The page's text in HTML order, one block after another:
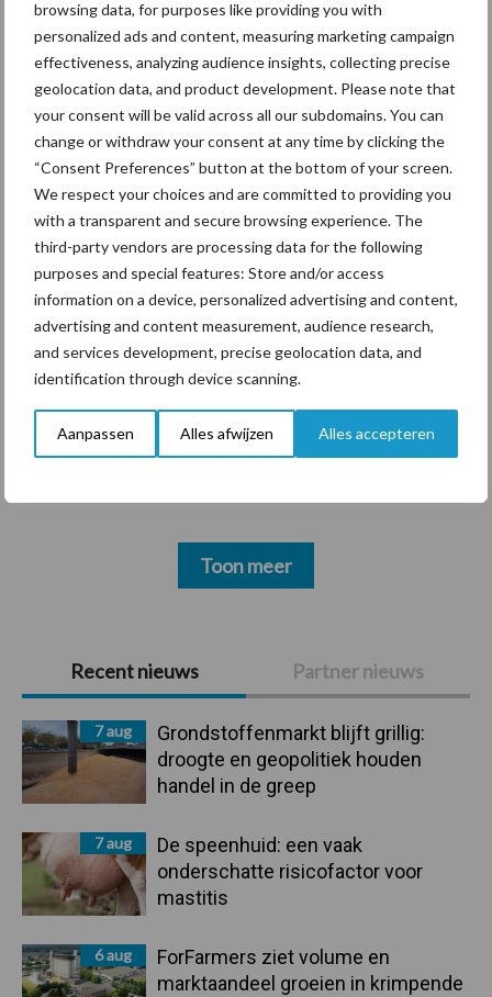
browsing data, for purposes like providing you with
personalized ads and content, measuring marketing campaign
effectiveness, analyzing audience insights, collecting precise
geolocation data, and product development. Please note that
your consent will be valid across all our subdomains. You can
change or withdraw your consent at any time by clicking the
“Consent Preferences” button at the bottom of your screen.
We respect your choices and are committed to providing you
with a transparent and secure browsing experience. The
third-party vendors are processing data for the following
purposes and special features: Store and/or access
information on a device, personalized advertising and content,
advertising and content measurement, audience research,
and services development, precise geolocation data, and
identification through device scanning.
Aanpassen Alles afwijzen Alles accepteren
Primaire
Sidebar
Recent nieuws Partner nieuws
7 aug
Grondstoffenmarkt blijft grillig:
droogte en geopolitiek houden
handel in de greep
7 aug
De speenhuid: een vaak
onderschatte risicofactor voor
mastitis
6 aug
ForFarmers ziet volume en
marktaandeel groeien in krimpende
ForFarmers ziet volume en
marktaandeel groeien in
krimpende Nederlandse
markt
Themapagina's
Diergezondheid Bemesting Fokkerij
Mastitis Hittestress
Toon meer